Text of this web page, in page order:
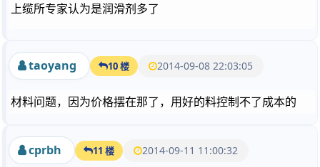
上缆所专家认为是润滑剂多了
taoyang 10 楼 2014-09-08 22:03:05
材料问题，因为价格摆在那了，用好的料控制不了成本的
cprbh 11 楼 2014-09-11 11:00:32